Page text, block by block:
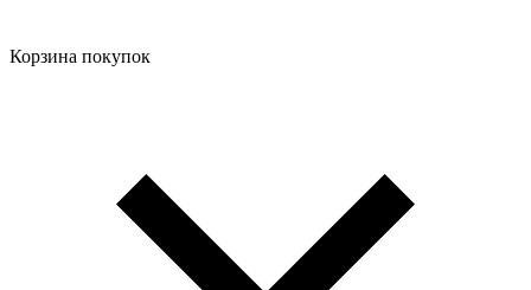
Корзина покупок